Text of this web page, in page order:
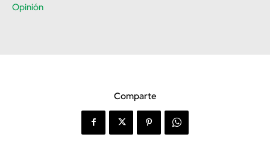
Opinión
Comparte